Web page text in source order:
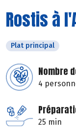
Rostis à
Plat principal
Nombre
4
25 min